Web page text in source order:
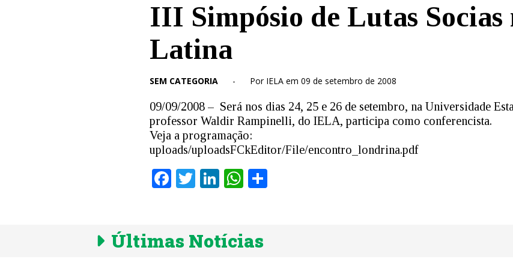
III Simpósio de Lutas
Latina
SEM CATEGORIA - Por IELA em 09 de setembro de 2008
09/09/2008 – Será nos dias 24, 25 e 26 de setembro, na Universidade
professor Waldir Rampinelli, do IELA, participa como conferencista.
Veja a programação:
uploads/uploadsFCkEditor/File/encontro_londrina.pdf
Facebook
TwitterLinkedInWhatsApp
Últimas Notícias